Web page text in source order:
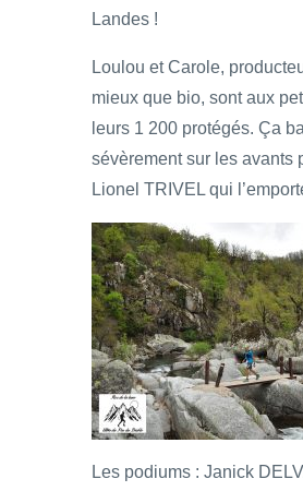
Landes !
Loulou et Carole,
mieux que bio, sont aux
leurs 1 200 protégés. Ça
sévèrement sur les avants
Lionel TRIVEL qui
Les podiums : Janick